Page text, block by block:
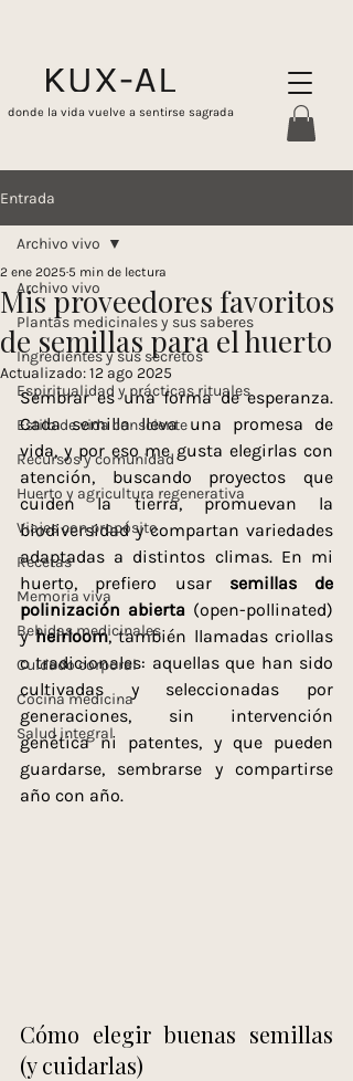
donde la vida vuelve a sentirse sagrada
Entrada
Archivo vivo
Plantas medicinales y sus saberes
Ingredientes y sus secretos
Espiritualidad y prácticas rituales
Estilo de vida consciente
Recursos y comunidad
Huerto y agricultura regenerativa
Viajes con propósito
Recetas
Memoria viva
Bebidas medicinales
Cuidado corporal
Cocina medicina
Salud integral
Archivo vivo
Mis proveedores favoritos
de semillas para el huerto
2 ene 2025 5 min de lectura
Actualizado:12 ago 2025
Sembrar es una forma de esperanza.
Cada semilla lleva una promesa de
vida, y por eso me gusta elegirlas con
atención, buscando proyectos que
cuiden la tierra, promuevan la
biodiversidad y compartan variedades
adaptadas a distintos climas. En mi
huerto, prefiero usar semillas de
polinización abierta (open-pollinated)
y heirloom, también llamadas criollas
o tradicionales: aquellas que han sido
cultivadas y seleccionadas por
generaciones, sin intervención
genética ni patentes, y que pueden
guardarse, sembrarse y compartirse
año con año.
Cómo elegir buenas semillas
(y cuidarlas)